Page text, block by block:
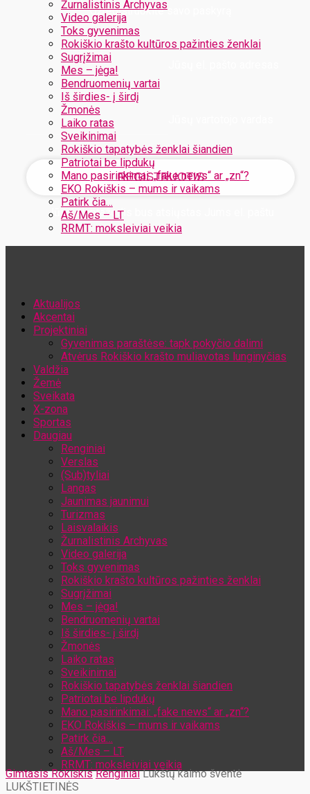
Žurnalistinis Archyvas
Video galerija
Toks gyvenimas
Rokiškio krašto kultūros pažinties ženklai
Sugrįžimai
Mes – jėga!
Bendruomenių vartai
Iš širdies- į širdį
Žmonės
Laiko ratas
Sveikinimai
Rokiškio tapatybės ženklai šiandien
Patriotai be lipdukų
Mano pasirinkimai: „fake news“ ar „zn“?
EKO Rokiškis – mums ir vaikams
Patirk čia…
Aš/Mes – LT
RRMT: moksleiviai veikia
Užregistruokite savo paskyrą
Jūsų slaptažodis bus atsiųstas Jums el. paštu
Aktualijos
Akcentai
Projektiniai
Gyvenimas paraštėse: tapk pokyčio dalimi
Atvėrus Rokiškio krašto muliavotas lunginyčias
Valdžia
Žemė
Sveikata
X-zona
Sportas
Daugiau
Renginiai
Verslas
(Sub)tyliai
Langas
Jaunimas jaunimui
Turizmas
Laisvalaikis
Žurnalistinis Archyvas
Video galerija
Toks gyvenimas
Rokiškio krašto kultūros pažinties ženklai
Sugrįžimai
Mes – jėga!
Bendruomenių vartai
Iš širdies- į širdį
Žmonės
Laiko ratas
Sveikinimai
Rokiškio tapatybės ženklai šiandien
Patriotai be lipdukų
Mano pasirinkimai: „fake news“ ar „zn“?
EKO Rokiškis – mums ir vaikams
Patirk čia…
Aš/Mes – LT
RRMT: moksleiviai veikia
Gimtasis Rokiškis Renginiai Lukštų kaimo šventė
LUKŠTIETINĖS